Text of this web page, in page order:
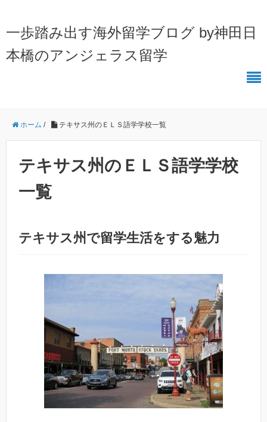
一歩踏み出す海外留学ブログ by神田日
本橋のアンジェラス留学
ホーム / テキサス州のＥＬＳ語学学校一覧
テキサス州のＥＬＳ語学学校
一覧
テキサス州で留学生活をする魅力